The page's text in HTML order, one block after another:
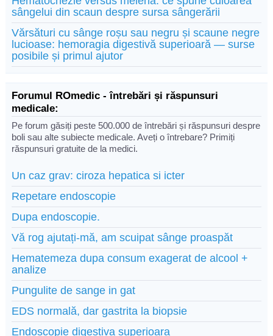
sângelui din scaun despre sursa sângerării
Vărsături cu sânge roșu sau negru și scaune negre
lucioase: hemoragia digestivă superioară — surse
posibile și primul ajutor
Forumul ROmedic - întrebări și răspunsuri
medicale:
Pe forum găsiți peste 500.000 de întrebări și răspunsuri despre
boli sau alte subiecte medicale. Aveți o întrebare? Primiți
răspunsuri gratuite de la medici.
Un caz grav: ciroza hepatica si icter
Repetare endoscopie
Dupa endoscopie.
Vă rog ajutați-mă, am scuipat sânge proaspăt
Hematemeza dupa consum exagerat de alcool +
analize
Pungulite de sange in gat
EDS normală, dar gastrita la biopsie
Endoscopie digestiva superioara